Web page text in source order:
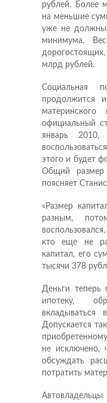
рублей. Более
на меньшие
уже не должны
минимума.
млрд рублей.
Социальная
продолжится
официальный
январь
этого и будет
Общий размер
поясняет
«Размер
разным,
кто еще не
капитал, его
тысячи 378
Деньги теперь
ипотеку,
Допускается
не исключено,
обсуждать
потратить